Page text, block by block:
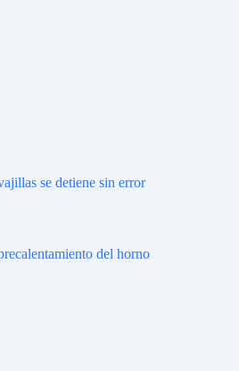
se detiene sin error